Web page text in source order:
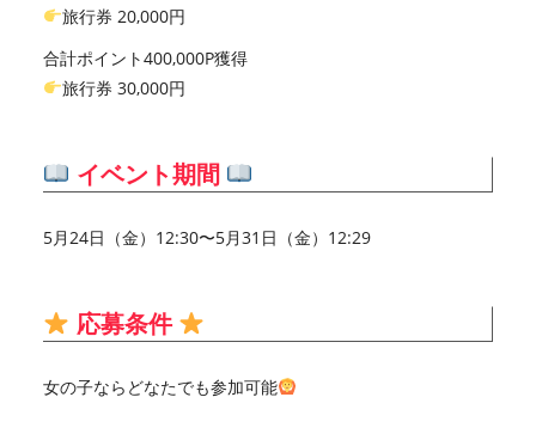
旅行券 20,000円
合計ポイント400,000P獲得
旅行券 30,000円
イベント期間
5月24日（金）12:30〜5月31日（金）12:29
応募条件
女の子ならどなたでも参加可能